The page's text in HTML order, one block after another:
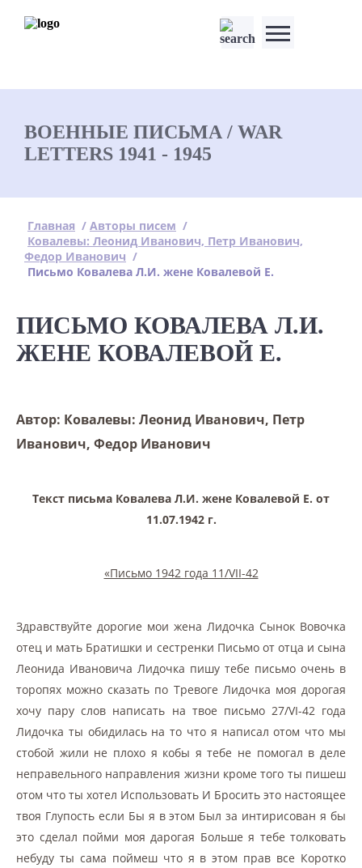
ВОЕННЫЕ ПИСЬМА / WAR
LETTERS 1941 - 1945
Главная / Авторы писем /
Ковалевы: Леонид Иванович, Петр Иванович,
Федор Иванович /
Письмо Ковалева Л.И. жене Ковалевой Е.
ПИСЬМО КОВАЛЕВА Л.И.
ЖЕНЕ КОВАЛЕВОЙ Е.
Автор: Ковалевы: Леонид Иванович, Петр
Иванович, Федор Иванович
Текст письма Ковалева Л.И. жене Ковалевой Е. от
11.07.1942 г.
«Письмо 1942 года 11/VII-42
Здравствуйте дорогие мои жена Лидочка Сынок Вовочка
отец и мать Братишки и сестренки Письмо от отца и сына
Леонида Ивановича Лидочка пишу тебе письмо очень в
торопях можно сказать по Тревоге Лидочка моя дорогая
хочу пару слов написать на твое письмо 27/VI-42 года
Лидочка ты обидилась на то что я написал отом что мы
стобой жили не плохо я кобы я тебе не помогал в деле
неправельного направления жизни кроме того ты пишеш
отом что ты хотел Использовать И Бросить это настоящее
твоя Глупость если Бы я в этом Был за интирисован я бы
это сделал пойми моя дарогая Больше я тебе толковать
небуду ты сама поймеш что я в этом прав все Коротко